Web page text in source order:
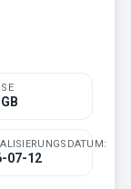
07-12